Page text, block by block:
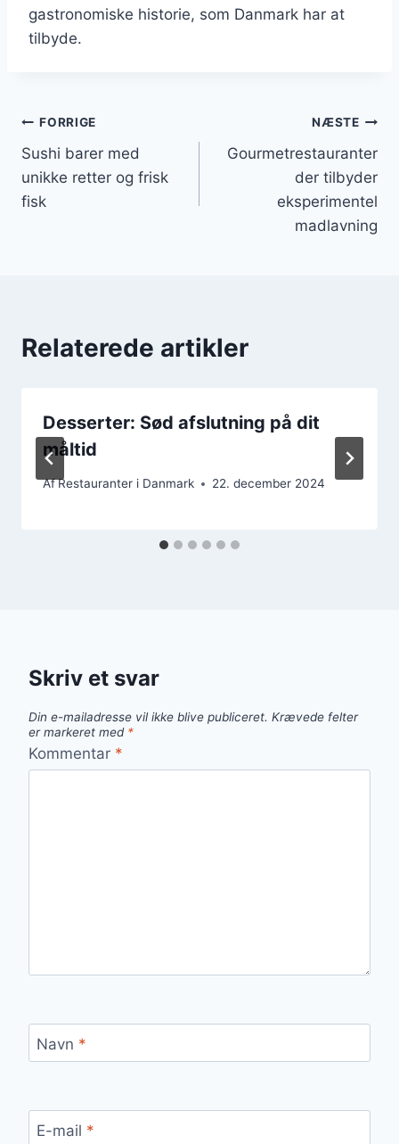
gastronomiske historie, som Danmark har at
tilbyde.
Indlægsnavigation
FORRIGE
Sushi barer med
unikke retter og frisk
fisk
NÆSTE
Gourmetrestauranter
der tilbyder
eksperimentel
madlavning
Relaterede artikler
Desserter: Sød afslutning på dit
måltid
AfRestauranter i Danmark 22. december 2024
Skriv et svar
Din e-mailadresse vil ikke blive publiceret. Krævede felter
er markeret med *
Kommentar *
Navn *
E-mail *